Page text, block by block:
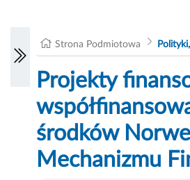
Strona Podmiotowa
Projekty
środków
Mechanizmu